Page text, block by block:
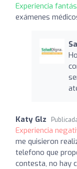
Experiencia
exámenes
Katy Glz
Experiencia
me quisieron
telefono que
contesta, no hay